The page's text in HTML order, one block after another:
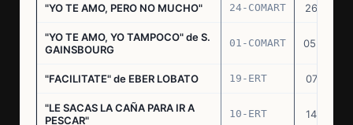
"YO TE AMO, PERO NO MUCHO" 24-COMART 26.11.69
"YO TE AMO, YO TAMPOCO" de S.
GAINSBOURG
01-COMART 05.02.70
"FACILITATE" de EBER LOBATO 19-ERT 07.10.70
"LE SACAS LA CAÑA PARA IR A
PESCAR"
10-ERT 14.07.71